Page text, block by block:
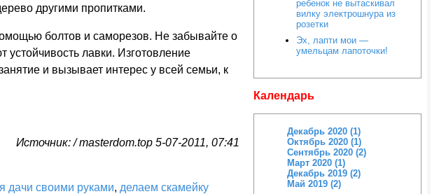
другими пропитками.
болтов и саморезов. Не забывайте о
лавки. Изготовление
и вызывает интерес у всей семьи, к
Источник: / masterdom.top 5-07-2011, 07:41
дачи своими руками, делаем скамейку
ребенок не вытаскивал
вилку электрошнура из
розетки
Эх, лапти мои —
умельцам лапоточки!
Календарь
Декабрь 2020 (1)
Октябрь 2020 (1)
Сентябрь 2020 (2)
Март 2020 (1)
Декабрь 2019 (2)
Май 2019 (2)